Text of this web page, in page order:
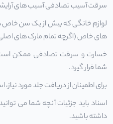
سرقت آسیب تصادفی آسیب های
لوازم خانگی که بیش از یک سن
های خاص (اگرچه تمام مارک های
خسارت و سرقت تصادفی ممکن
شما قرار گیرد.
برای اطمینان از دریافت جلد مورد
اسناد باید جزئیات آنچه شما می
داشته باشید.